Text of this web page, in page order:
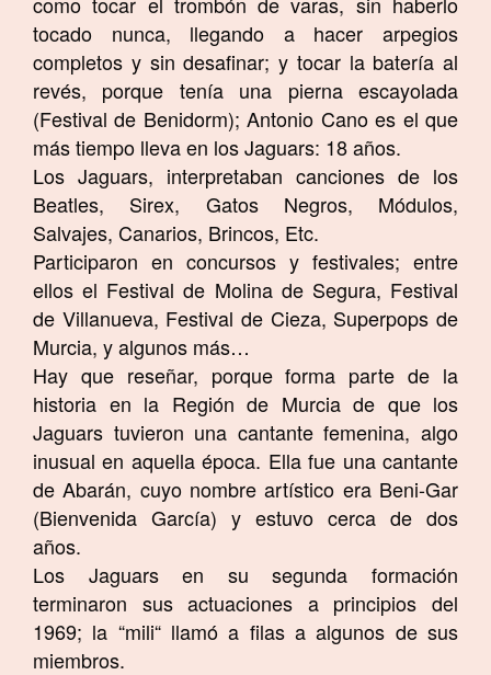
tocado nunca, llegando a hacer arpegios
completos y sin desafinar; y tocar la batería al
revés, porque tenía una pierna escayolada
(Festival de Benidorm); Antonio Cano es el que
más tiempo lleva en los Jaguars: 18 años.
Los Jaguars, interpretaban canciones de los
Beatles, Sirex, Gatos Negros, Módulos,
Salvajes, Canarios, Brincos, Etc.
Participaron en concursos y festivales; entre
ellos el Festival de Molina de Segura, Festival
de Villanueva, Festival de Cieza, Superpops de
Murcia, y algunos más…
Hay que reseñar, porque forma parte de la
historia en la Región de Murcia de que los
Jaguars tuvieron una cantante femenina, algo
inusual en aquella época. Ella fue una cantante
de Abarán, cuyo nombre artístico era Beni-Gar
(Bienvenida García) y estuvo cerca de dos
años.
Los Jaguars en su segunda formación
terminaron sus actuaciones a principios del
1969; la “mili“ llamó a filas a algunos de sus
miembros.